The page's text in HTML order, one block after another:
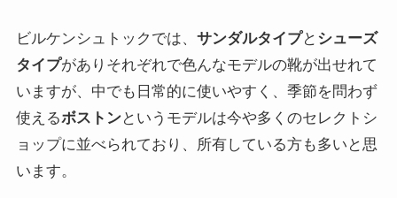
ビルケンシュトックでは、 サンダルタイプと シューズ
タイプがありそれぞれで色んなモデルの靴が出せれて
いますが、中でも日常的に使いやすく、季節を問わず
使えるボストンというモデルは今や多くのセレクトシ
ョップに並べられており、所有している方も多いと思
います。